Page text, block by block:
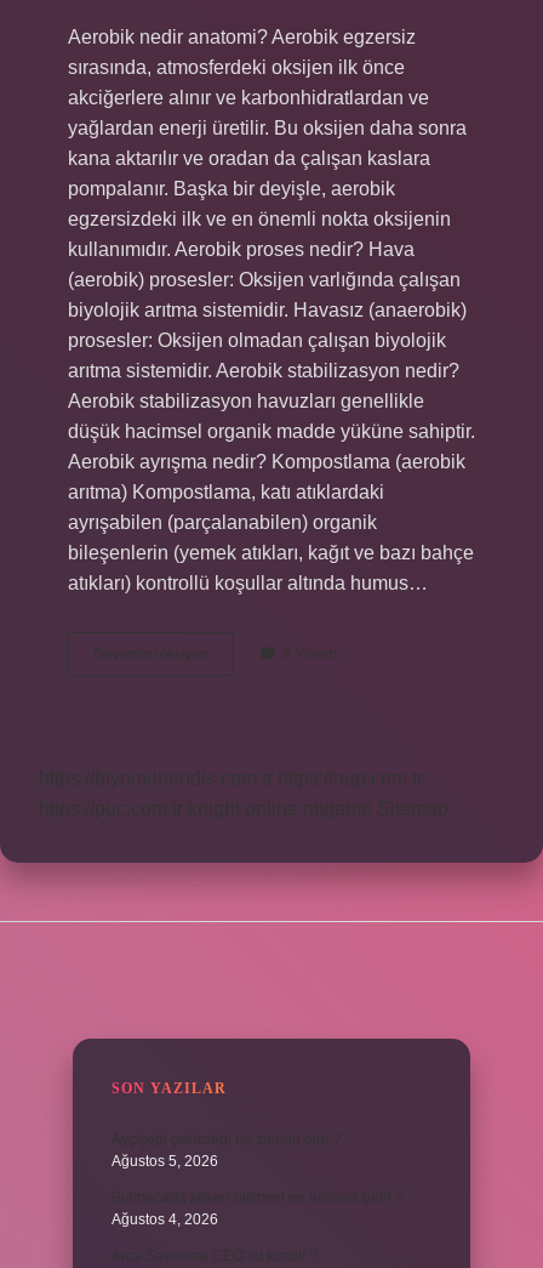
Aerobik nedir anatomi? Aerobik egzersiz
sırasında, atmosferdeki oksijen ilk önce
akciğerlere alınır ve karbonhidratlardan ve
yağlardan enerji üretilir. Bu oksijen daha sonra
kana aktarılır ve oradan da çalışan kaslara
pompalanır. Başka bir deyişle, aerobik
egzersizdeki ilk ve en önemli nokta oksijenin
kullanımıdır. Aerobik proses nedir? Hava
(aerobik) prosesler: Oksijen varlığında çalışan
biyolojik arıtma sistemidir. Havasız (anaerobik)
prosesler: Oksijen olmadan çalışan biyolojik
arıtma sistemidir. Aerobik stabilizasyon nedir?
Aerobik stabilizasyon havuzları genellikle
düşük hacimsel organik madde yüküne sahiptir.
Aerobik ayrışma nedir? Kompostlama (aerobik
arıtma) Kompostlama, katı atıklardaki
ayrışabilen (parçalanabilen) organik
bileşenlerin (yemek atıkları, kağıt ve bazı bahçe
atıkları) kontrollü koşullar altında humus…
3 Yorum
https://biyomuhendis.com.tr
https://nup.com.tr
knight online nttgame Sitemap
SON YAZILAR
Ağustos 5, 2026
Ağustos 4, 2026